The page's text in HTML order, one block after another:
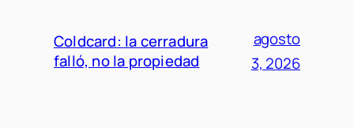
Coldcard: la cerradura
falló, no la propiedad
agosto
3, 2026